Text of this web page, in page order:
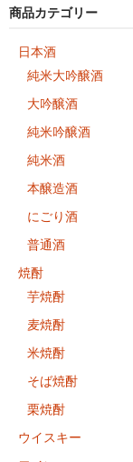
商品カテゴリー
日本酒
純米大吟醸酒
大吟醸酒
純米吟醸酒
純米酒
本醸造酒
にごり酒
普通酒
焼酎
芋焼酎
麦焼酎
米焼酎
そば焼酎
栗焼酎
ウイスキー